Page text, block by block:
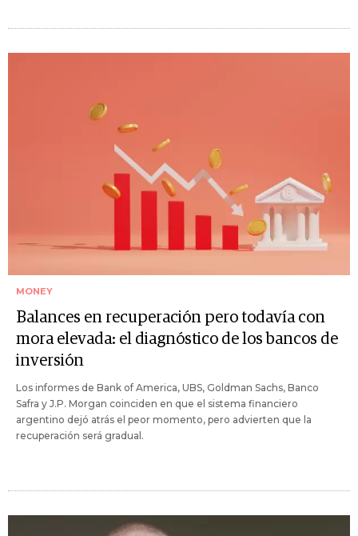
MONEY
Balances en recuperación pero todavía con
mora elevada: el diagnóstico de los bancos de
inversión
Los informes de Bank of America, UBS, Goldman Sachs, Banco
Safra y J.P. Morgan coinciden en que el sistema financiero
argentino dejó atrás el peor momento, pero advierten que la
recuperación será gradual.